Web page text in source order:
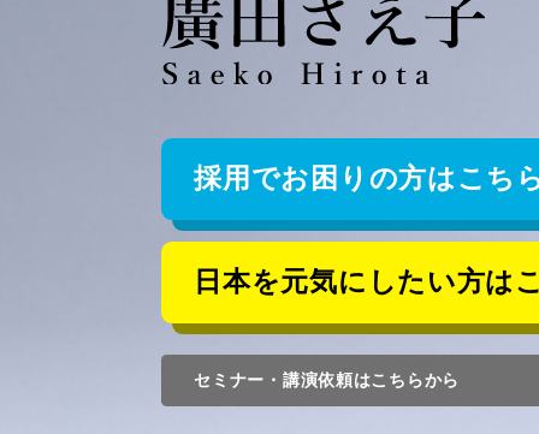
採用でお困りの方はこち
日本を元気にしたい方は
セミナー・講演依頼はこちらから